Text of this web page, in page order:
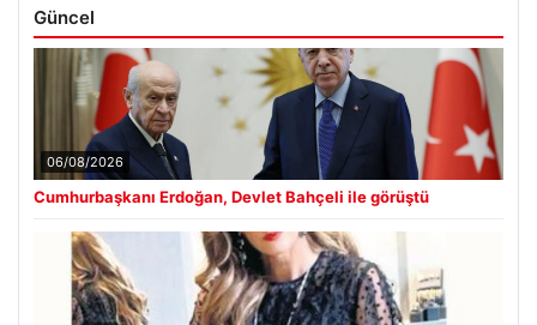
Güncel
06/08/2026
Cumhurbaşkanı Erdoğan, Devlet Bahçeli ile görüştü